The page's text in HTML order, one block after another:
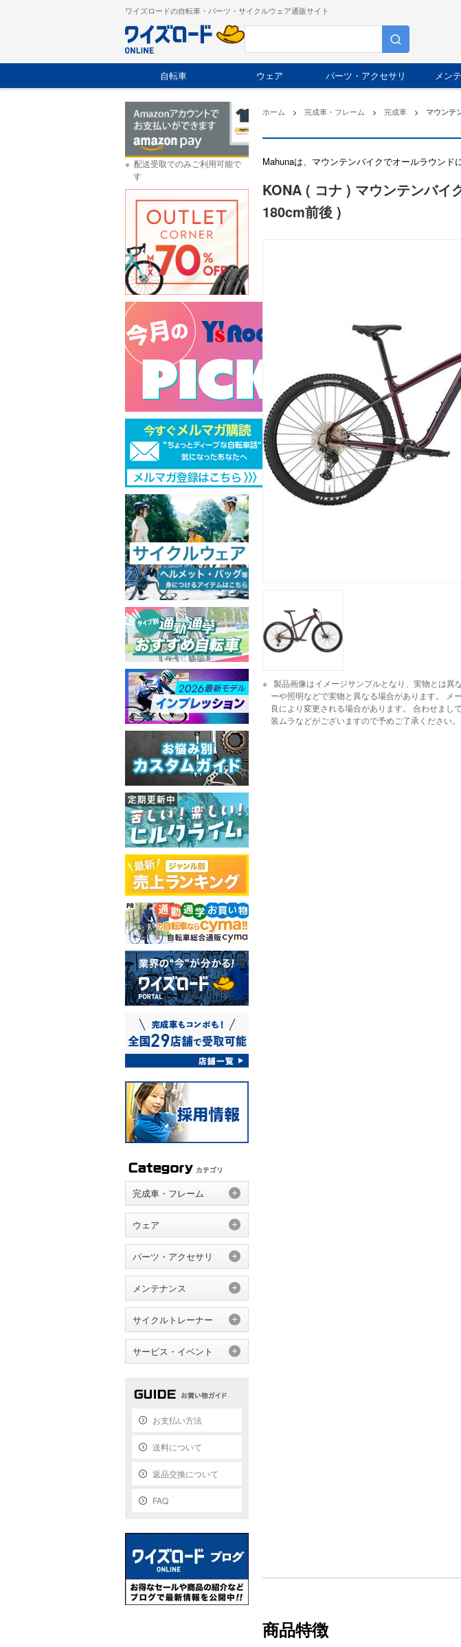
ワイズロードの自転車・パーツ・サイクルウェア通販サイト
自転車 ウェア パーツ・アクセサリ メン
ホーム > 完成車・フレーム > 完成車 > マウンテ
Mahunaは、マウンテンバイクでオールラウンド
KONA ( コナ ) マウンテンバイ
180cm前後 )
製品画像はイメージサンプルとなり、実物とは異
ーや照明などで実物と異なる場合があります。 メ
良により変更される場合があります。 合わせまし
装ムラなどがございますので予めご了承ください。
商品特徴
配送受取でのみご利用可能で
す
完成車・フレーム
ウェア
パーツ・アクセサリ
メンテナンス
サイクルトレーナー
サービス・イベント
お支払い方法
送料について
返品交換について
FAQ